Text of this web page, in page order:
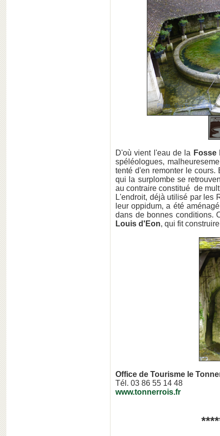
D'où vient l'eau de la Fosse
spéléologues,
tenté d'en remonter le
qui la surplombe se
au contraire constitué de
L'endroit, déjà utilisé par les
leur oppidum, a été
dans de bonnes conditions.
Louis d'Eon, qui fit
Office de Tourisme le
Tél. 03 86 55 14 48
www.tonnerrois.fr